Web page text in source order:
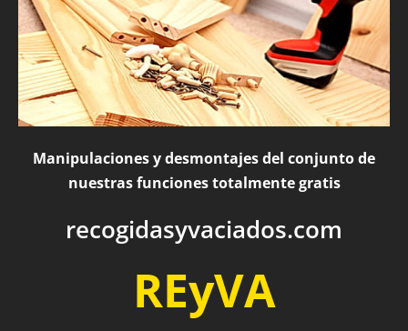
Manipulaciones y desmontajes del conjunto de
nuestras funciones totalmente gratis
recogidasyvaciados.com
REyVA